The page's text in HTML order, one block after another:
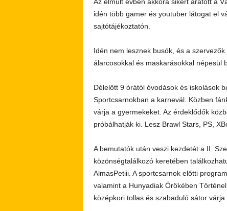
idén több gamer és youtuber látogat el
sajtótájékoztatón.
Idén nem lesznek busók, és a
álarcosokkal és maskarásokkal népesül
Délelőtt 9 órától óvodások és iskolások
Sportcsarnokban a karnevál. Közben
várja a gyermekeket. Az érdeklődők
próbálhatják ki. Lesz Brawl Stars, PS,
A bemutatók után veszi kezdetét a II.
közönségtalálkozó keretében
AlmasPetiii. A sportcsarnok előtti
valamint a Hunyadiak Örökében
középkori tollas és szabaduló sátor várja